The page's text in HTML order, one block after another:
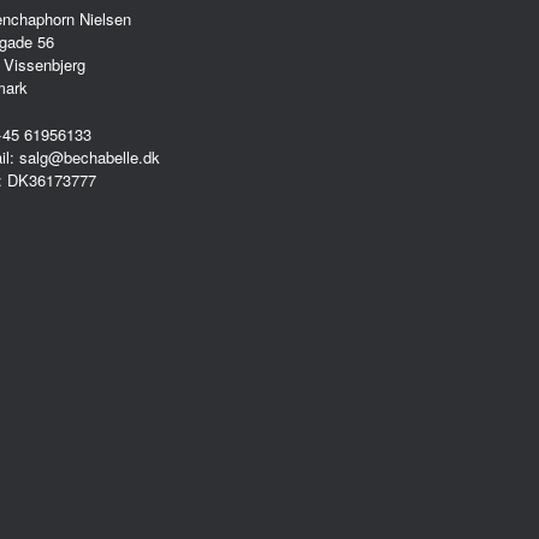
Nielsen
56
61956133
salg@bechabelle.dk
DK36173777